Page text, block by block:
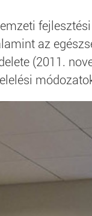
az
(2011.